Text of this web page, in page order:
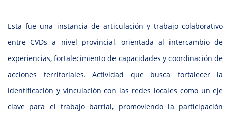
Esta fue una instancia de articulación y trabajo colaborativo
entre CVDs a nivel provincial, orientada al intercambio de
experiencias, fortalecimiento de capacidades y coordinación de
acciones territoriales. Actividad que busca fortalecer la
identificación y vinculación con las redes locales como un eje
clave para el trabajo barrial, promoviendo la participación